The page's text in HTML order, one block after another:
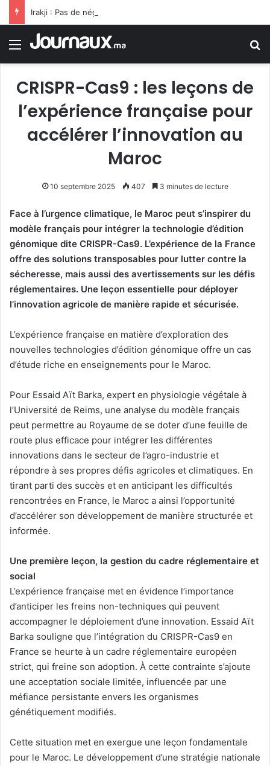
Menu
CRISPR-Cas9 : les leçons de
l’expérience française pour
accélérer l’innovation au
Maroc
10 septembre 2025 407 3 minutes de lecture
Face à l’urgence climatique, le Maroc peut s’inspirer du
modèle français pour intégrer la technologie d’édition
génomique dite CRISPR-Cas9. L’expérience de la France
offre des solutions transposables pour lutter contre la
sécheresse, mais aussi des avertissements sur les défis
réglementaires. Une leçon essentielle pour déployer
l’innovation agricole de manière rapide et sécurisée.
L’expérience française en matière d’exploration des
nouvelles technologies d’édition génomique offre un cas
d’étude riche en enseignements pour le Maroc.
Pour Essaid Aït Barka, expert en physiologie végétale à
l’Université de Reims, une analyse du modèle français
peut permettre au Royaume de se doter d’une feuille de
route plus efficace pour intégrer les différentes
innovations dans le secteur de l’agro-industrie et
répondre à ses propres défis agricoles et climatiques. En
tirant parti des succès et en anticipant les difficultés
rencontrées en France, le Maroc a ainsi l’opportunité
d’accélérer son développement de manière structurée et
informée.
Une première leçon, la gestion du cadre réglementaire et
social
L’expérience française met en évidence l’importance
d’anticiper les freins non-techniques qui peuvent
accompagner le déploiement d’une innovation. Essaid Aït
Barka souligne que l’intégration du CRISPR-Cas9 en
France se heurte à un cadre réglementaire européen
strict, qui freine son adoption. À cette contrainte s’ajoute
une acceptation sociale limitée, influencée par une
méfiance persistante envers les organismes
génétiquement modifiés.
Cette situation met en exergue une leçon fondamentale
pour le Maroc. Le développement d’une stratégie nationale